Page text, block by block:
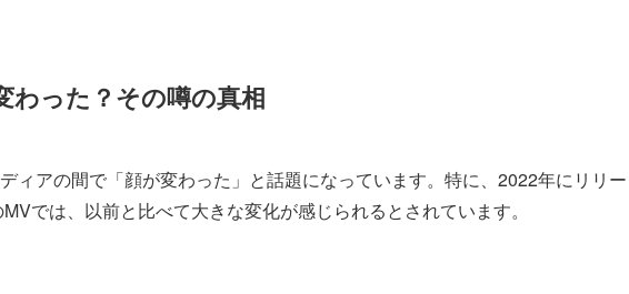
わった？その噂の真相
ィアの間で「顔が変わった」と話題になっています。特に、2022年にリリー
では、以前と比べて大きな変化が感じられるとされています。